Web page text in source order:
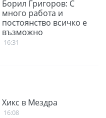
Борил Григоров: С
много работа и
постоянство всичко е
възможно
16:31
Хикс в Мездра
16:08